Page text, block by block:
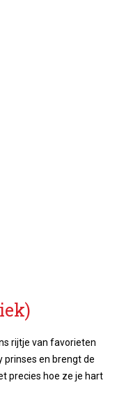
rijtje van favorieten
prinses en brengt de
precies hoe ze je hart